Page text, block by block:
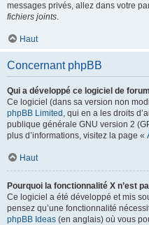
messages privés, allez dans votre
fichiers joints.
Haut
Concernant phpBB
Qui a développé ce logiciel de
Ce logiciel (dans sa version non
phpBB Limited , qui en a les droits
publique générale GNU version 2
plus d’informations, visitez la page «
Haut
Pourquoi la fonctionnalité X n’est
Ce logiciel a été développé et mis
pensez qu’une fonctionnalité
phpBB Ideas (en anglais) où vous